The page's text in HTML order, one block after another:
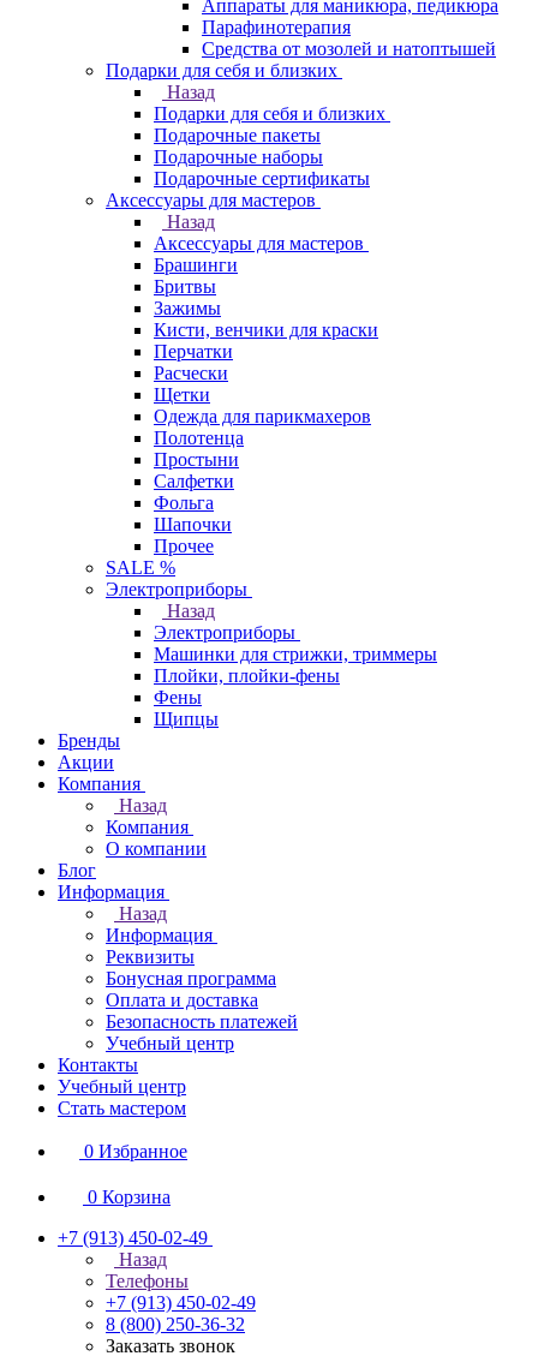
Аппараты для маникюра, педикюра
Парафинотерапия
Средства от мозолей и натоптышей
Подарки для себя и близких
Назад
Подарки для себя и близких
Подарочные пакеты
Подарочные наборы
Подарочные сертификаты
Аксессуары для мастеров
Назад
Аксессуары для мастеров
Брашинги
Бритвы
Зажимы
Кисти, венчики для краски
Перчатки
Расчески
Щетки
Одежда для парикмахеров
Полотенца
Простыни
Салфетки
Фольга
Шапочки
Прочее
SALE %
Электроприборы
Назад
Электроприборы
Машинки для стрижки, триммеры
Плойки, плойки-фены
Фены
Щипцы
Бренды
Акции
Компания
Назад
Компания
О компании
Блог
Информация
Назад
Информация
Реквизиты
Бонусная программа
Оплата и доставка
Безопасность платежей
Учебный центр
Контакты
Учебный центр
Стать мастером
0 Избранное
0 Корзина
+7 (913) 450-02-49
Назад
Телефоны
+7 (913) 450-02-49
8 (800) 250-36-32
Заказать звонок